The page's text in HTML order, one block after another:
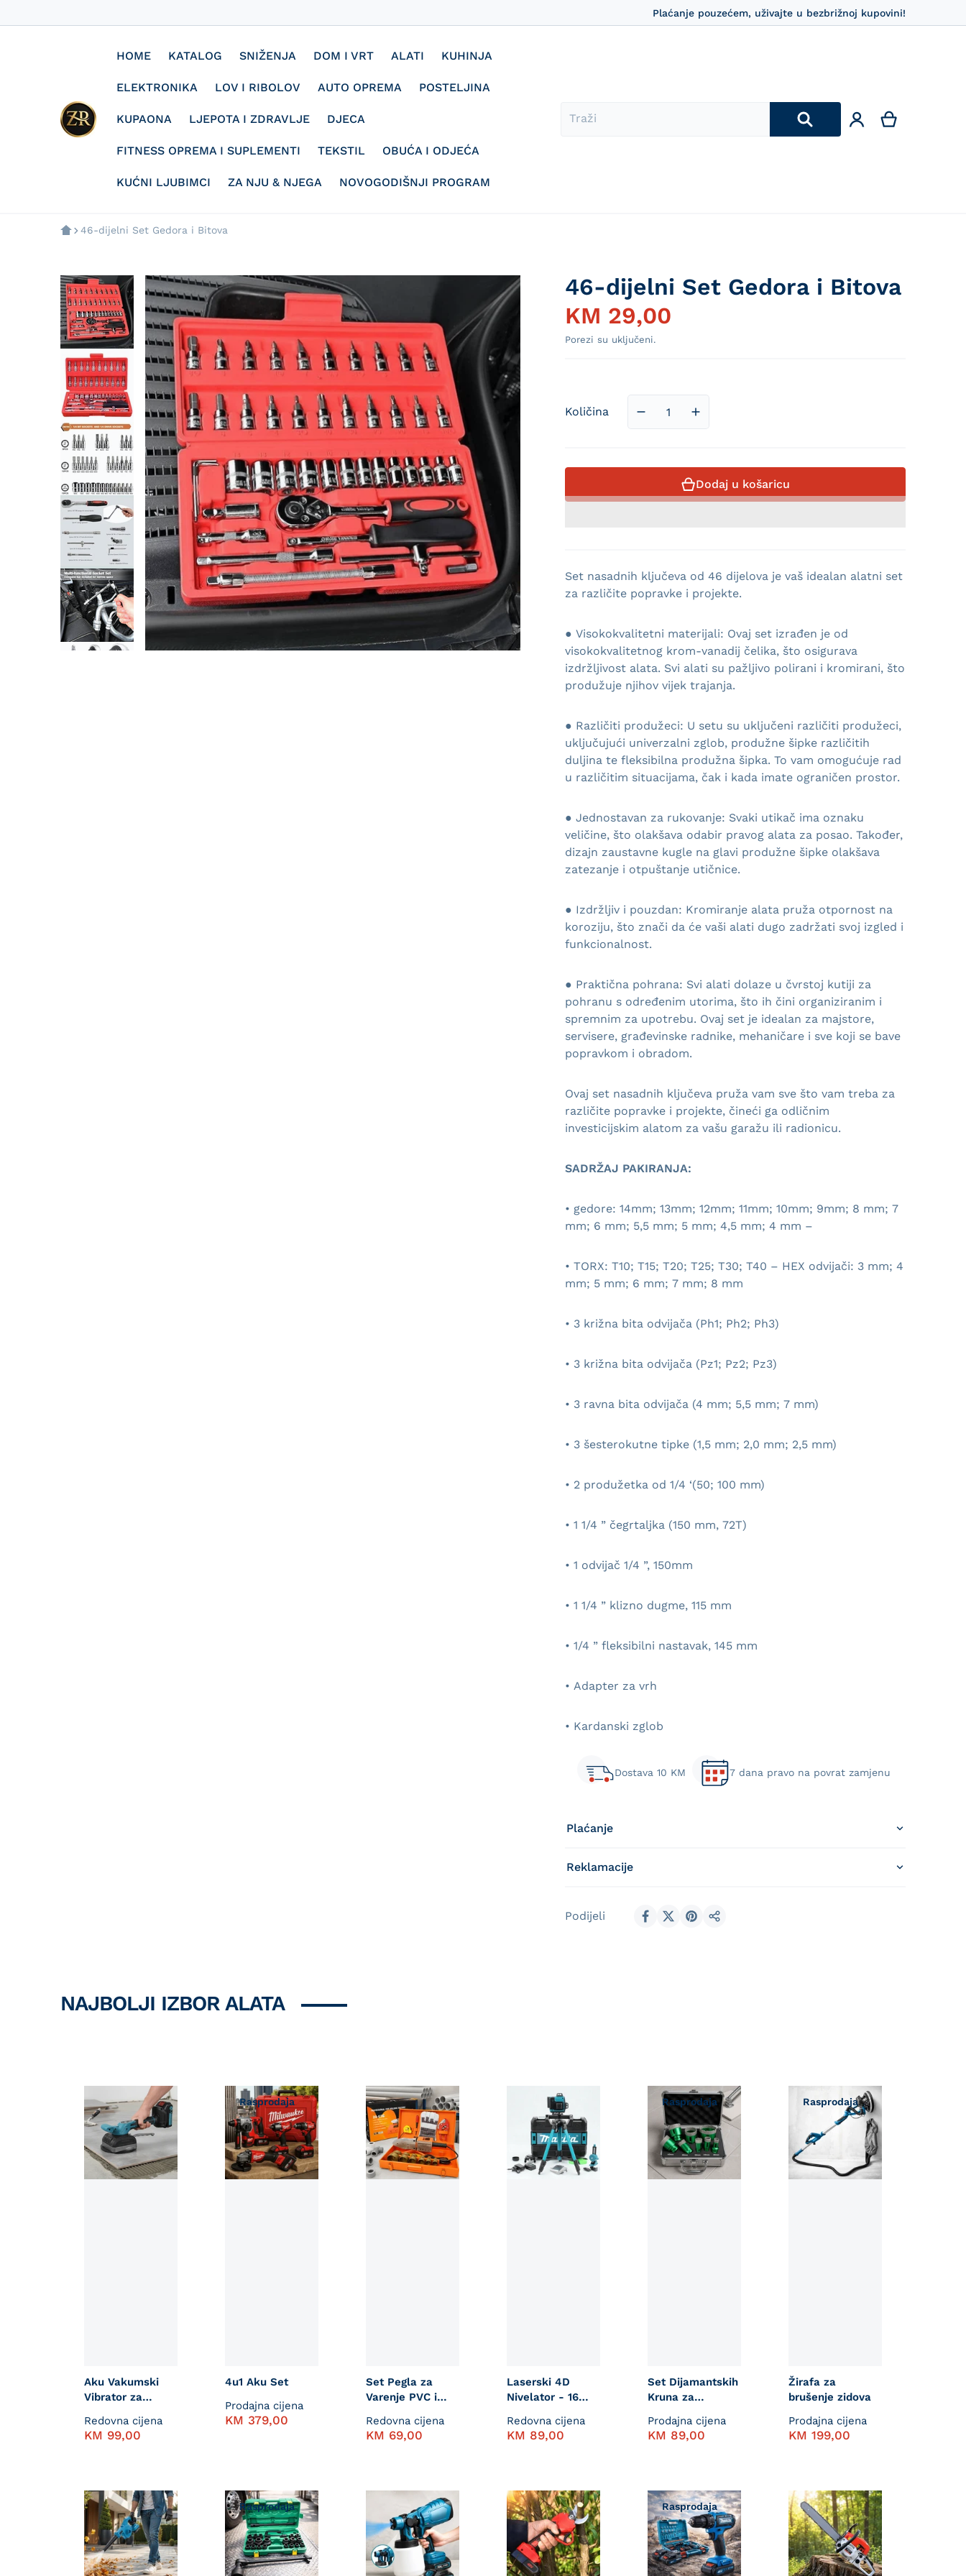
Plaćanje pouzećem, uživajte u bezbrižnoj kupovini!
HOME KATALOG SNIŽENJA DOM I VRT ALATI KUHINJA
ELEKTRONIKA LOV I RIBOLOV AUTO OPREMA POSTELJINA
KUPAONA LJEPOTA I ZDRAVLJE DJECA
FITNESS OPREMA I SUPLEMENTI TEKSTIL OBUĆA I ODJEĆA
KUĆNI LJUBIMCI ZA NJU & NJEGA NOVOGODIŠNJI PROGRAM
46-dijelni Set Gedora i Bitova
Otvori medij 1 u prikazu galerije Otvori medij 2 u prikazu galerije
46-dijelni Set Gedora i Bitova
KM 29,00
Porezi su uključeni.
Količina
Smanji količinu proizvoda 46-dijelni Set Gedora i Bitova
Povećaj količinu proizvoda 46-dijelni Set
Dodaj u košaricu
Set nasadnih ključeva od 46 dijelova je vaš idealan alatni set
za različite popravke i projekte.
● Visokokvalitetni materijali: Ovaj set izrađen je od
visokokvalitetnog krom-vanadij čelika, što osigurava
izdržljivost alata. Svi alati su pažljivo polirani i kromirani, što
produžuje njihov vijek trajanja.
● Različiti produžeci: U setu su uključeni različiti produžeci,
uključujući univerzalni zglob, produžne šipke različitih
duljina te fleksibilna produžna šipka. To vam omogućuje rad
u različitim situacijama, čak i kada imate ograničen prostor.
● Jednostavan za rukovanje: Svaki utikač ima oznaku
veličine, što olakšava odabir pravog alata za posao. Također,
dizajn zaustavne kugle na glavi produžne šipke olakšava
zatezanje i otpuštanje utičnice.
● Izdržljiv i pouzdan: Kromiranje alata pruža otpornost na
koroziju, što znači da će vaši alati dugo zadržati svoj izgled i
funkcionalnost.
● Praktična pohrana: Svi alati dolaze u čvrstoj kutiji za
pohranu s određenim utorima, što ih čini organiziranim i
spremnim za upotrebu. Ovaj set je idealan za majstore,
servisere, građevinske radnike, mehaničare i sve koji se bave
popravkom i obradom.
Ovaj set nasadnih ključeva pruža vam sve što vam treba za
različite popravke i projekte, čineći ga odličnim
investicijskim alatom za vašu garažu ili radionicu.
SADRŽAJ PAKIRANJA:
• gedore: 14mm; 13mm; 12mm; 11mm; 10mm; 9mm; 8 mm; 7
mm; 6 mm; 5,5 mm; 5 mm; 4,5 mm; 4 mm –
• TORX: T10; T15; T20; T25; T30; T40 – HEX odvijači: 3 mm; 4
mm; 5 mm; 6 mm; 7 mm; 8 mm
• 3 križna bita odvijača (Ph1; Ph2; Ph3)
• 3 križna bita odvijača (Pz1; Pz2; Pz3)
• 3 ravna bita odvijača (4 mm; 5,5 mm; 7 mm)
• 3 šesterokutne tipke (1,5 mm; 2,0 mm; 2,5 mm)
• 2 produžetka od 1/4 ‘(50; 100 mm)
• 1 1/4 ” čegrtaljka (150 mm, 72T)
• 1 odvijač 1/4 ”, 150mm
• 1 1/4 ” klizno dugme, 115 mm
• 1/4 ” fleksibilni nastavak, 145 mm
• Adapter za vrh
• Kardanski zglob
Dostava 10 KM 7 dana pravo na povrat zamjenu
Plaćanje
Reklamacije
Podijeli
Podijeli
Možda Vam se svidi
NAJBOLJI IZBOR ALATA
Aku Vakumski
Vibrator za
Redovna cijena
KM 99,00
Rasprodaja
4u1 Aku Set
Prodajna cijena
KM 379,00
Set Pegla za
Varenje PVC i
Redovna cijena
KM 69,00
Laserski 4D
Nivelator - 16
Redovna cijena
KM 89,00
Rasprodaja
Set Dijamantskih
Kruna za
Prodajna cijena
KM 89,00
Rasprodaja
Žirafa za
brušenje zidova
Prodajna cijena
KM 199,00
Rasprodaja Rasprodaja